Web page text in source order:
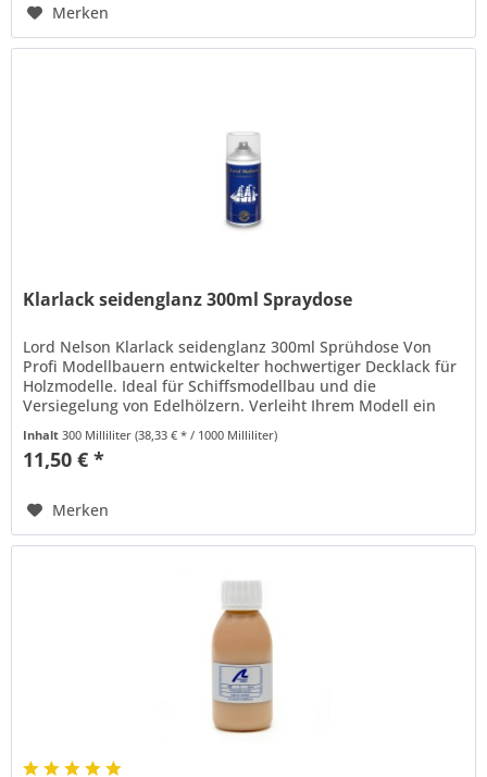
Merken
Klarlack seidenglanz 300ml Spraydose
Lord Nelson Klarlack seidenglanz 300ml Sprühdose Von
Profi Modellbauern entwickelter hochwertiger Decklack für
Holzmodelle. Ideal für Schiffsmodellbau und die
Versiegelung von Edelhölzern. Verleiht Ihrem Modell ein
authentisches...
Inhalt300 Milliliter(38,33 € * / 1000 Milliliter)
11,50 € *
Merken